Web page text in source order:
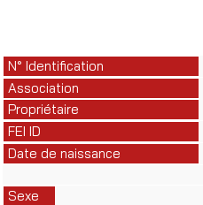
N° Identification
Association
Propriétaire
FEI ID
Date de naissance
Sexe